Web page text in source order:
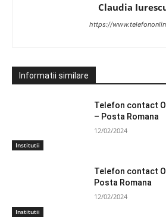
Claudia
https://
Informatii similare
Institutii
Telefon contact
– Posta Romana
12/02/2024
Institutii
Telefon contact
Posta Romana
12/02/2024